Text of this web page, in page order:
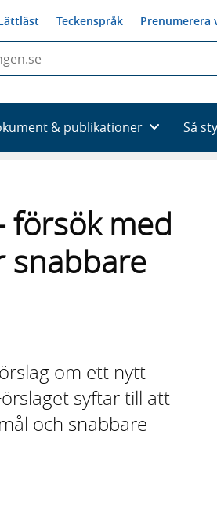
Teckenspråk Prenumerera
& publikationer Så
försök med
snabbare
om ett nytt
syftar till att
och snabbare